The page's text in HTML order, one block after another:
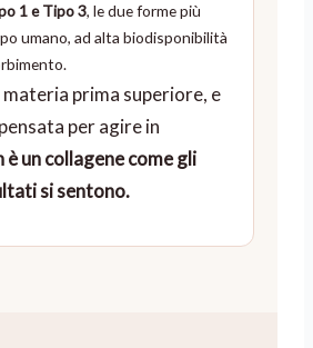
1 e Tipo 3, le due forme più
umano, ad alta biodisponibilità
prima superiore, e
per agire in
è un collagene come gli
si sentono.